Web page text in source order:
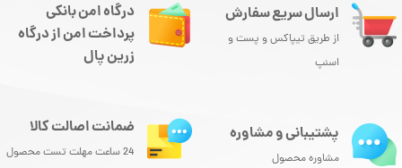
ارسال سریع سفارش
از طریق تیپاکس و پست و
اسنپ
درگاه امن بانکی
پرداخت امن از درگاه
زرین پال
پشتیبانی و مشاوره
مشاوره محصول
ضمانت اصالت کالا
24 ساعت مهلت تست محصول